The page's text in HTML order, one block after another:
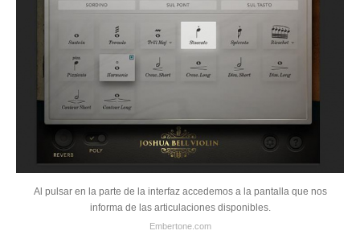
Al pulsar en la parte de la interfaz accedemos a la pantalla que nos
informa de las articulaciones disponibles.
Embertone.com